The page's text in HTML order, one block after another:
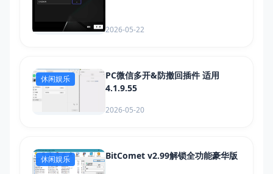
2026-05-22
休闲娱乐
PC微信多开&防撤回插件 适用
4.1.9.55
2026-05-20
休闲娱乐 BitComet v2.99解锁全功能豪华版